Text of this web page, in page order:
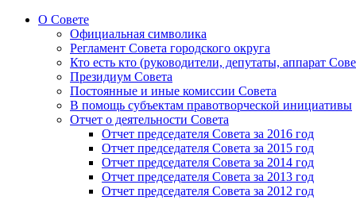
О Совете
Официальная символика
Регламент Совета городского округа
Кто есть кто (руководители, депутаты, аппарат
Президиум Совета
Постоянные и иные комиссии Совета
В помощь субъектам правотворческой инициативы
Отчет о деятельности Совета
Отчет председателя Совета за 2016 год
Отчет председателя Совета за 2015 год
Отчет председателя Совета за 2014 год
Отчет председателя Совета за 2013 год
Отчет председателя Совета за 2012 год